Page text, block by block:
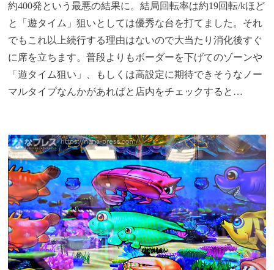
約400発という最悪の結果に。結局回転率は約19回転/kほど
と「遊タイム」狙いとしては優秀な台を打てました。それ
でもこれ以上続行する理由はないので大当たり消化後すぐ
に席を立ちます。普段よりもボーダーを下げてのゾーンや
「遊タイム狙い」、もしくは高設定に期待できそうなノー
マルタイプなんかがあればと店内をチェックすると…